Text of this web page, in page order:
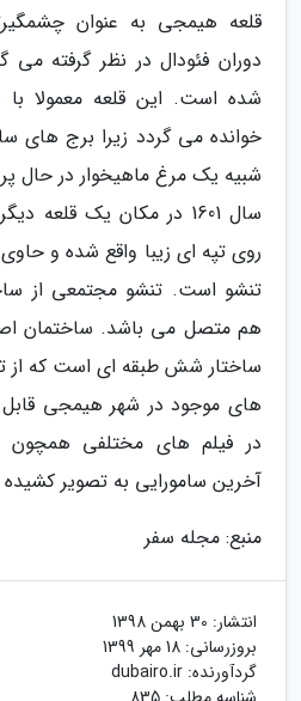
قلعه هیمجی به عنوان
دوران فئودال در نظر گرفته می
شده است. این قلعه معمولا با
خوانده می گردد زیرا برج های
شبیه یک مرغ ماهیخوار در حال
سال 1601 در مکان یک
تنشو است. تنشو مجتمعی از
هم متصل می باشد. ساختمان
ساختار شش طبقه ای است که از
های موجود در شهر هیمجی
در فیلم های مختلفی همچون
آخرین سامورایی به تصویر
منبع: مجله سفر
انتشار: 30 بهمن 1398
بروزرسانی: 18 مهر 1399
گردآورنده: dubairo.ir